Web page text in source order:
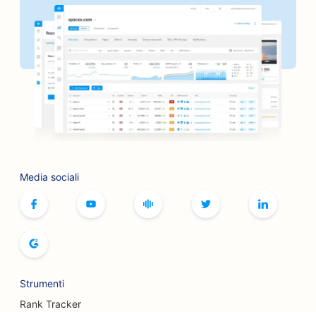
SEO per le banche
SEO per panifici
SEO per i barbieri
SEO per i barbecue
SEO per le boutique
SEO per le piste da bowling
SEO per i caffè di giochi da tavolo
Media sociali
Strumenti
Rank Tracker